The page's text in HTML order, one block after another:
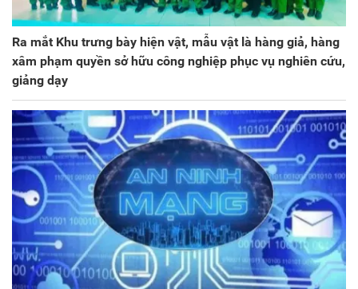
Ra mắt Khu trưng bày hiện vật, mẫu vật là hàng giả, hàng
xâm phạm quyền sở hữu công nghiệp phục vụ nghiên cứu,
giảng dạy